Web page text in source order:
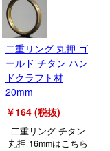
二重リング 丸押 ゴ
ールド チタン ハン
ドクラフト材
20mm
￥164 (税抜)
二重リング チタン
丸押 16mmはこちら